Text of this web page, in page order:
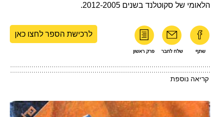
הלאומי של סקוטלנד בשנים 2012-2005.
לרכישת הספר לחצו כאן
קריאה נוספת